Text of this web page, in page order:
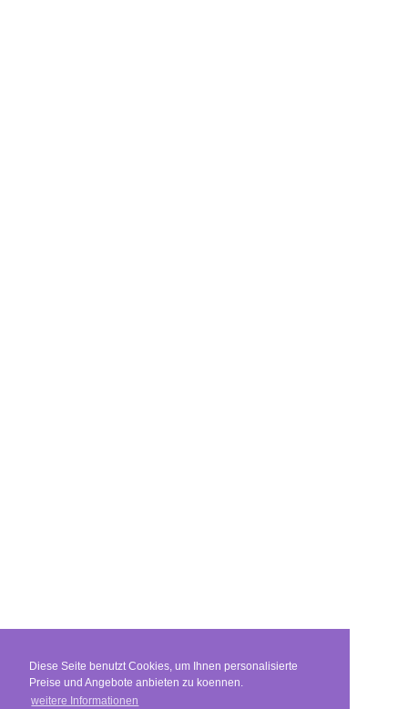
Diese Seite benutzt Cookies, um Ihnen personalisierte
Preise und Angebote anbieten zu koennen.
weitere Informationen